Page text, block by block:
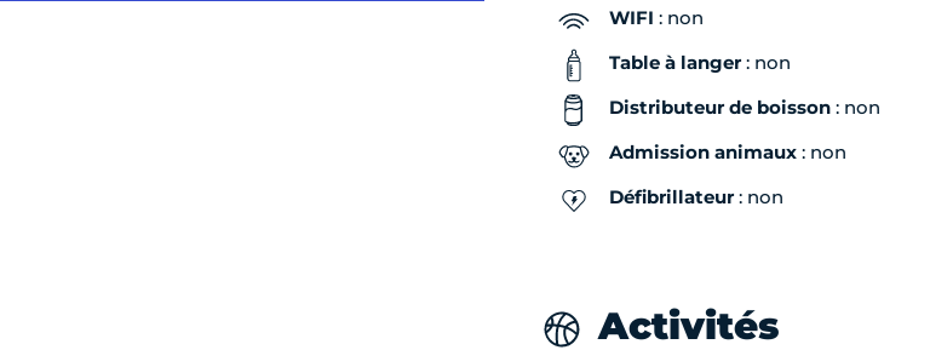
WIFI : non
Table à langer: non
Distributeur de boisson: non
Admission animaux: non
Défibrillateur: non
Activités